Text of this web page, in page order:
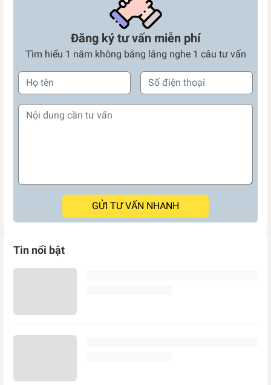
Đăng ký tư vấn miễn phí
Tìm hiểu 1 năm không bằng lắng nghe 1 câu tư vấn
GỬI TƯ VẤN NHANH
Tin nổi bật